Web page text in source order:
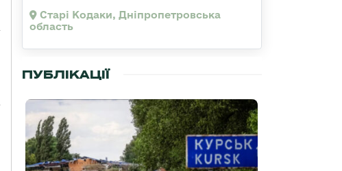
Старі Кодаки, Дніпропетровська
область
ПУБЛІКАЦІЇ